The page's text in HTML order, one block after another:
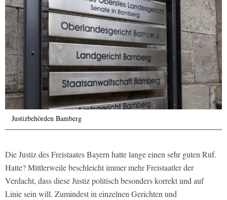
Justizbehörden Bamberg
Die Justiz des Freistaates Bayern hatte lange einen sehr guten Ruf.
Hatte? Mittlerweile beschleicht immer mehr Freistaatler der
Verdacht, dass diese Justiz politisch besonders korrekt und auf
Linie sein will. Zumindest in einzelnen Gerichten und